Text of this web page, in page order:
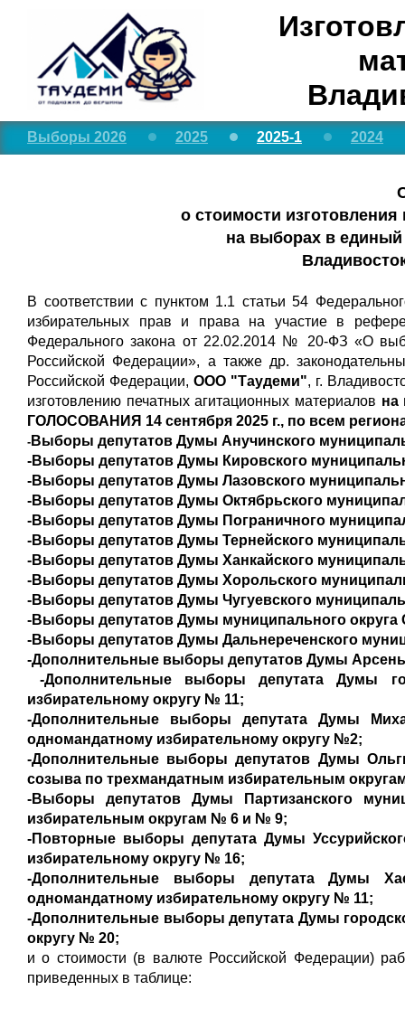
Выборы 2026 2025 2025-1 2024
о стоимости
на выборах в единый
В соответствии с пунктом 1.1 статьи 54
избирательных прав и права на участие в
Федерального закона от 22.02.2014 № 20-ФЗ «О
Российской Федерации», а также др.
Российской Федерации,ООО "Таудеми", г.
изготовлению печатных агитационных материалов на
ГОЛОСОВАНИЯ 14 сентября 2025 г., по всем
- Выборы депутатов Думы Анучинского
-Выборы депутатов Думы Кировского
-Выборы депутатов Думы Лазовского
-Выборы депутатов Думы Октябрьского
-Выборы депутатов Думы Пограничного
-Выборы депутатов Думы Тернейского
-Выборы депутатов Думы Ханкайского
-Выборы депутатов Думы Хорольского
-Выборы депутатов Думы Чугуевского
-Выборы депутатов Думы муниципального округа
-Выборы депутатов Думы Дальнереченского
-Дополнительные выборы депутатов Думы
-Дополнительные выборы депутата Думы
избирательному округу № 11;
-Дополнительные выборы депутата Думы
одномандатному избирательному округу №2;
-Дополнительные выборы депутатов Думы
созыва по трехмандатным избирательным
-Выборы депутатов Думы Партизанского
избирательным округам № 6 и № 9;
-Повторные выборы депутата Думы
избирательному округу № 16;
-Дополнительные выборы депутата Думы
одномандатному избирательному округу № 11;
-Дополнительные выборы депутата Думы
округу № 20;
и о стоимости (в валюте Российской Федерации)
приведенных в таблице: